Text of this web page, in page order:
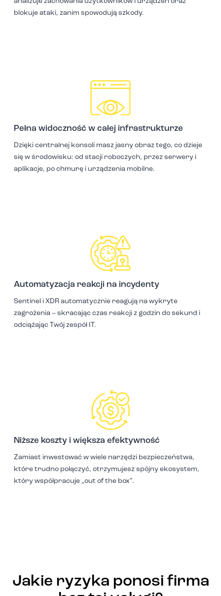
blokuje ataki, zanim spowodują szkody.
Pełna widoczność w całej infrastrukturze
Dzięki centralnej konsoli masz jasny obraz tego, co dzieje
się w środowisku: od stacji roboczych, przez serwery i
aplikacje, po chmurę i urządzenia mobilne.
Automatyzacja reakcji na incydenty
Sentinel i XDR automatycznie reagują na wykryte
zagrożenia – skracając czas reakcji z godzin do sekund i
odciążając Twój zespół IT.
Niższe koszty i większa efektywność
Zamiast inwestować w wiele narzędzi bezpieczeństwa,
które trudno połączyć, otrzymujesz spójny ekosystem,
który współpracuje „out of the box”.
Jakie ryzyka ponosi firma